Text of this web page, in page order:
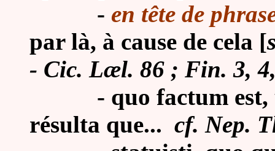
- en tête de
par là, à cause de cela [
- Cic. Læl. 86 ; Fin. 3,
- quo factum est,
résulta que... cf. Nep.